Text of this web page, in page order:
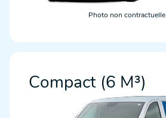
Photo non contractuelle
Compact (6 M³)